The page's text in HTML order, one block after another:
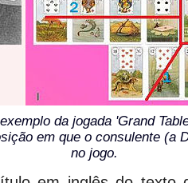
da jogada 'Grand
em que o consulente (a
no jogo.